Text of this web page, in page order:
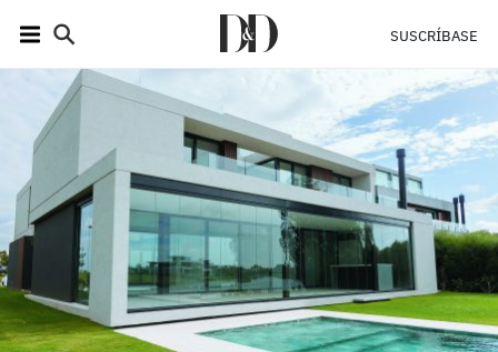
SUSCRÍBASE